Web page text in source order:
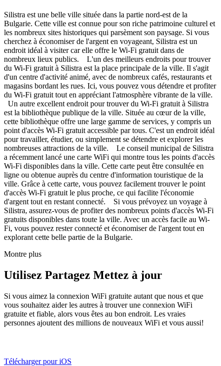
Silistra est une belle ville située dans la partie nord-est de la
Bulgarie. Cette ville est connue pour son riche patrimoine culturel et
les nombreux sites historiques qui parsèment son paysage. Si vous
cherchez à économiser de l'argent en voyageant, Silistra est un
endroit idéal à visiter car elle offre le Wi-Fi gratuit dans de
nombreux lieux publics. L'un des meilleurs endroits pour trouver
du Wi-Fi gratuit à Silistra est la place principale de la ville. Il s'agit
d'un centre d'activité animé, avec de nombreux cafés, restaurants et
magasins bordant les rues. Ici, vous pouvez vous détendre et profiter
du Wi-Fi gratuit tout en appréciant l'atmosphère vibrante de la ville.
Un autre excellent endroit pour trouver du Wi-Fi gratuit à Silistra
est la bibliothèque publique de la ville. Située au cœur de la ville,
cette bibliothèque offre une large gamme de services, y compris un
point d'accès Wi-Fi gratuit accessible par tous. C'est un endroit idéal
pour travailler, étudier, ou simplement se détendre et explorer les
nombreuses attractions de la ville. Le conseil municipal de Silistra
a récemment lancé une carte WiFi qui montre tous les points d'accès
Wi-Fi disponibles dans la ville. Cette carte peut être consultée en
ligne ou obtenue auprès du centre d'information touristique de la
ville. Grâce à cette carte, vous pouvez facilement trouver le point
d'accès Wi-Fi gratuit le plus proche, ce qui facilite l'économie
d'argent tout en restant connecté. Si vous prévoyez un voyage à
Silistra, assurez-vous de profiter des nombreux points d'accès Wi-Fi
gratuits disponibles dans toute la ville. Avec un accès facile au Wi-
Fi, vous pouvez rester connecté et économiser de l'argent tout en
explorant cette belle partie de la Bulgarie.
Montre plus
Utilisez Partagez Mettez à jour
Si vous aimez la connexion WiFi gratuite autant que nous et que
vous souhaitez aider les autres à trouver une connexion WiFi
gratuite et fiable, alors vous êtes au bon endroit. Les vraies
personnes ajoutent des millions de nouveaux WiFi et vous aussi!
Télécharger pour iOS